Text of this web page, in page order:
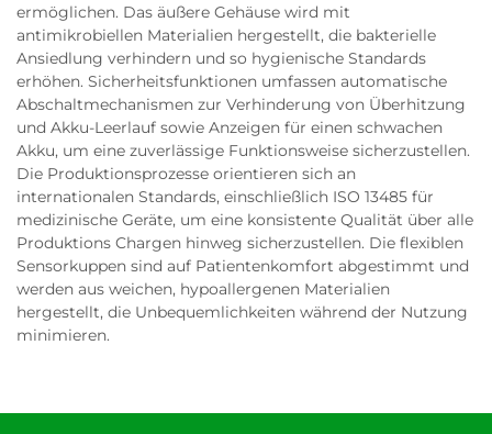
ermöglichen. Das äußere Gehäuse wird mit
antimikrobiellen Materialien hergestellt, die bakterielle
Ansiedlung verhindern und so hygienische Standards
erhöhen. Sicherheitsfunktionen umfassen automatische
Abschaltmechanismen zur Verhinderung von Überhitzung
und Akku-Leerlauf sowie Anzeigen für einen schwachen
Akku, um eine zuverlässige Funktionsweise sicherzustellen.
Die Produktionsprozesse orientieren sich an
internationalen Standards, einschließlich ISO 13485 für
medizinische Geräte, um eine konsistente Qualität über alle
Produktions Chargen hinweg sicherzustellen. Die flexiblen
Sensorkuppen sind auf Patientenkomfort abgestimmt und
werden aus weichen, hypoallergenen Materialien
hergestellt, die Unbequemlichkeiten während der Nutzung
minimieren.